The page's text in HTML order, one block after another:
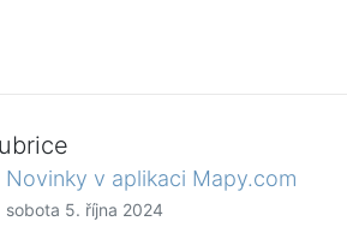
Novinky v aplikaci Mapy.com
sobota 5. října 2024